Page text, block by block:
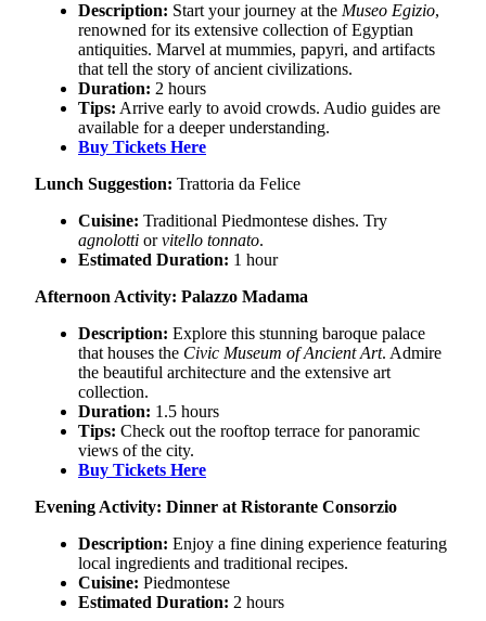
Description: Start your journey at the Museo Egizio,
renowned for its extensive collection of Egyptian
antiquities. Marvel at mummies, papyri, and artifacts
that tell the story of ancient civilizations.
Duration: 2 hours
Tips: Arrive early to avoid crowds. Audio guides are
available for a deeper understanding.
Buy Tickets Here
Lunch Suggestion: Trattoria da Felice
Cuisine: Traditional Piedmontese dishes. Try
agnolotti orvitello tonnato.
Estimated Duration: 1 hour
Afternoon Activity: Palazzo Madama
Description: Explore this stunning baroque palace
that houses the Civic Museum of Ancient Art. Admire
the beautiful architecture and the extensive art
collection.
Duration: 1.5 hours
Tips: Check out the rooftop terrace for panoramic
views of the city.
Buy Tickets Here
Evening Activity: Dinner at Ristorante Consorzio
Description: Enjoy a fine dining experience featuring
local ingredients and traditional recipes.
Cuisine: Piedmontese
Estimated Duration: 2 hours